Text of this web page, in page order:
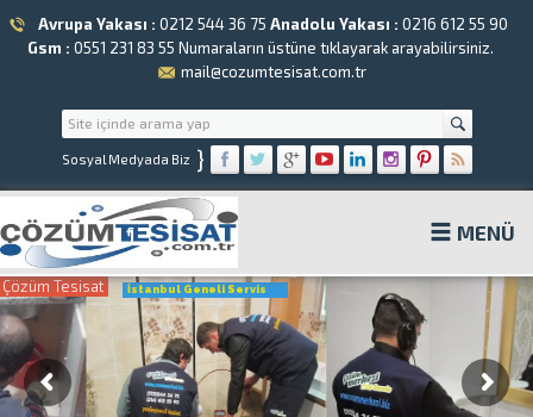
Avrupa Yakası : 0212 544 36 75 Anadolu Yakası : 0216 612 55 90
Gsm : 0551 231 83 55 Numaraların üstüne tıklayarak arayabilirsiniz.
mail@cozumtesisat.com.tr
Sosyal Medyada Biz }
MENÜ
Çözüm Tesisat İstanbul Geneli Servis